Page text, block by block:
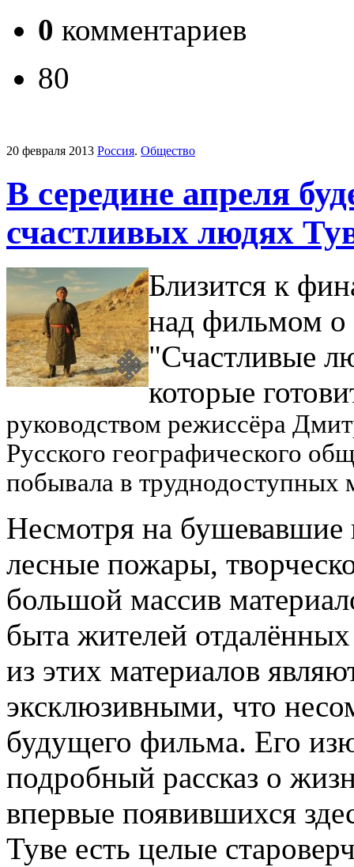
0 комментариев
80
20 февраля 2013 Россия. Общество
В середине апреля
счастливых людях
Близится к
над фильмом о
"Счастливые
которые
руководством режиссёра
Русского географического
побывала в труднодоступных
Несмотря на
лесные пожары,
большой массив
быта жителей
из этих материалов
эксклюзивными, что
будущего фильма. Его
подробный рассказ о
впервые появившихся
Туве есть целые